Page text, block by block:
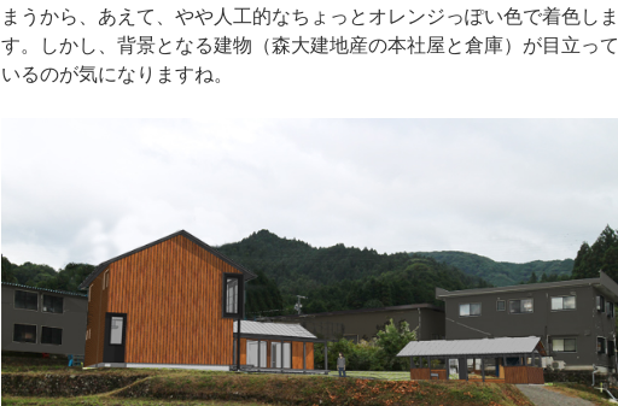
まうから、あえて、やや人工的なちょっとオレンジっぽい色で着色しま
す。しかし、背景となる建物（森大建地産の本社屋と倉庫）が目立って
いるのが気になりますね。